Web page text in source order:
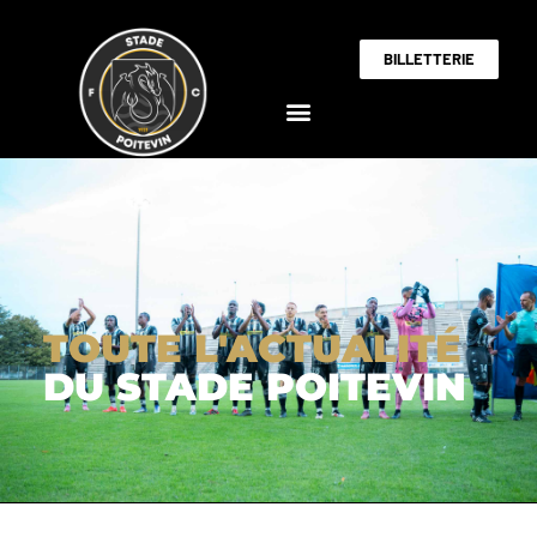
BILLETTERIE
TOUTE L'ACTUALITÉ
DU STADE POITEVIN